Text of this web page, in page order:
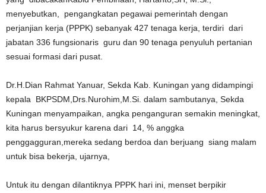
menyebutkan, pengangkatan pegawai pemerintah dengan
perjanjian kerja (PPPK) sebanyak 427 tenaga kerja, terdiri dari
jabatan 336 fungsionaris guru dan 90 tenaga penyuluh pertanian
sesuai formasi dari pusat.
Dr.H.Dian Rahmat Yanuar, Sekda Kab. Kuningan yang didampingi
kepala BKPSDM,Drs.Nurohim,M.Si. dalam sambutanya, Sekda
Kuningan menyampaikan, angka penganguran semakin meningkat,
kita harus bersyukur karena dari 14, % anggka
penggagguran,mereka sedang berdoa dan berjuang siang malam
untuk bisa bekerja, ujarnya,
Untuk itu dengan dilantiknya PPPK hari ini, menset berpikir